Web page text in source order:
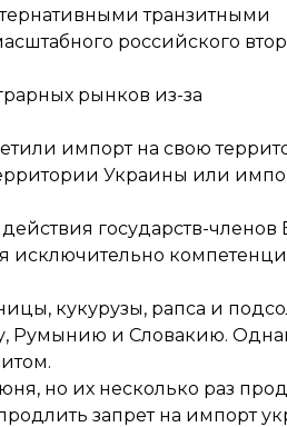
транзитными
российского
рынков из-за
импорт на свою
Украины или
государств-членов
исключительно
кукурузы, рапса и
Румынию и Словакию.
но их несколько раз
запрет на импорт